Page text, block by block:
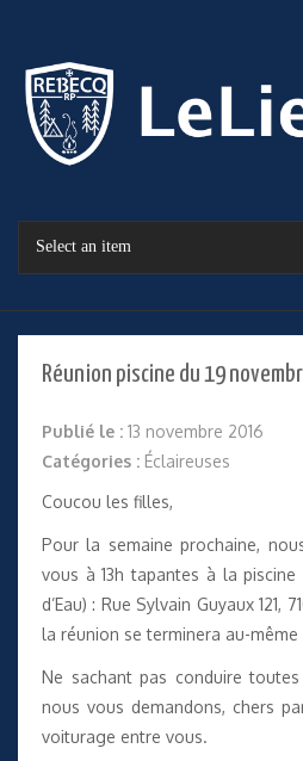
Réunion piscine du 19
Publié le : 13 novembre 2016
Catégories : Éclaireuses
Coucou les filles,
Pour la semaine prochaine,
vous à 13h tapantes à la
d’Eau) : Rue Sylvain Guyaux 121,
la réunion se terminera au-même
Ne sachant pas conduire
nous vous demandons, chers
voiturage entre vous.